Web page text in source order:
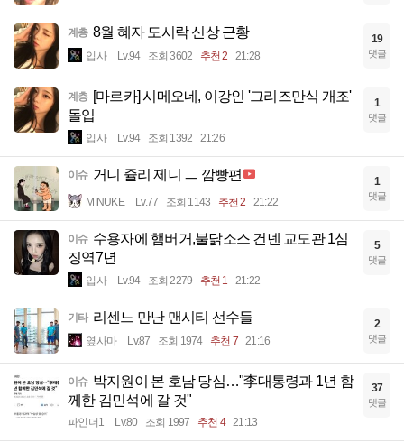
계층 8월 혜자 도시락 신상 근황
입사 Lv.94 조회 3602 추천 2 21:28
19
댓글
계층 [마르카] 시메오네, 이강인 '그리즈만식 개조'
돌입
입사 Lv.94 조회 1392 21:26
1
댓글
이슈 거니 쥴리 제니 ㅡ 깜빵편
MINUKE Lv.77 조회 1143 추천 2 21:22
1
댓글
이슈 수용자에 햄버거,불닭소스 건넨 교도관 1심
징역7년
입사 Lv.94 조회 2279 추천 1 21:22
5
댓글
기타 리센느 만난 맨시티 선수들
옆사마 Lv.87 조회 1974 추천 7 21:16
2
댓글
이슈 박지원이 본 호남 당심…"李대통령과 1년 함
께한 김민석에 갈 것"
파인더1 Lv.80 조회 1997 추천 4 21:13
37
댓글